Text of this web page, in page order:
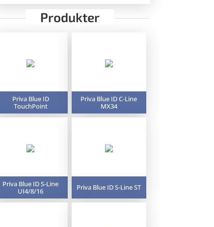
Produkter
Priva Blue ID
TouchPoint
Priva Blue ID C-Line
MX34
Priva Blue ID S-Line
UI4/8/16
Priva Blue ID S-Line ST